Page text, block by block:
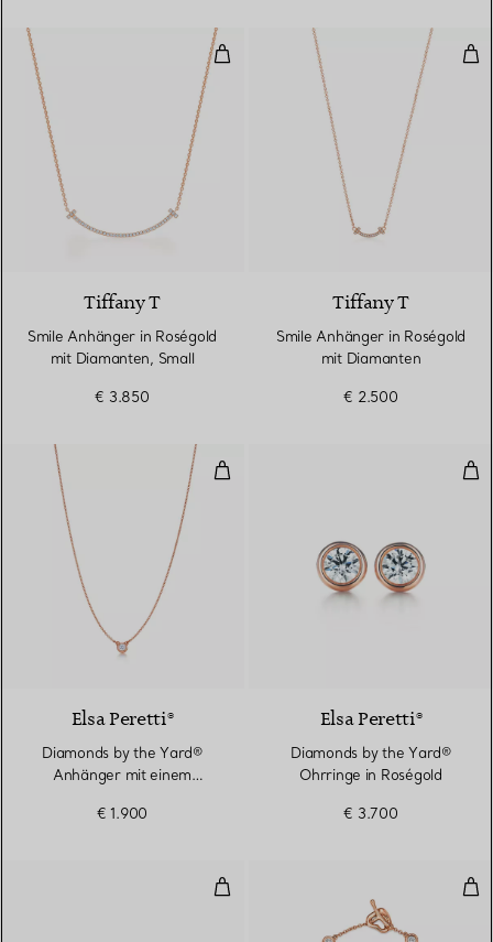
Smile Anhänger in Roségold mit
3 Materialien
Tiffany T
Smile Anhänger in Roségold
mit Diamanten, Small
€ 3.850
Tiffany T
Smile Anhänger in Roségold
mit Diamanten
€ 2.500
Diamonds by the Yard®
Elsa Peretti®
Diamonds by the Yard®
Anhänger mit einem
€ 1.900
Elsa Peretti®
Diamonds by the Yard®
Ohrringe in Roségold
€ 3.700
Diamonds by the Yard®